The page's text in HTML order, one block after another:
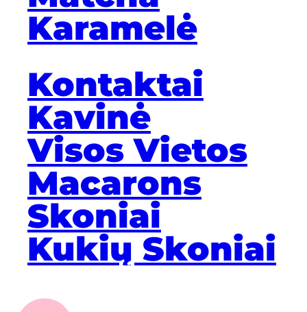
Karamelė
Kontaktai
Kavinė
Visos Vietos
Macarons
Skoniai
Kukių Skoniai